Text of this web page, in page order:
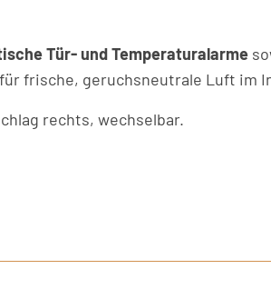
Tür- und Temperaturalarme
frische, geruchsneutrale Luft im
rechts, wechselbar.